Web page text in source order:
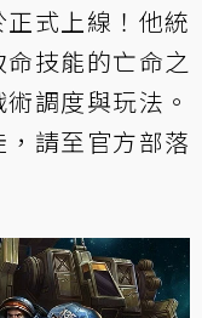
式上線！他統
技能的亡命之
調度與玩法。
請至官方部落